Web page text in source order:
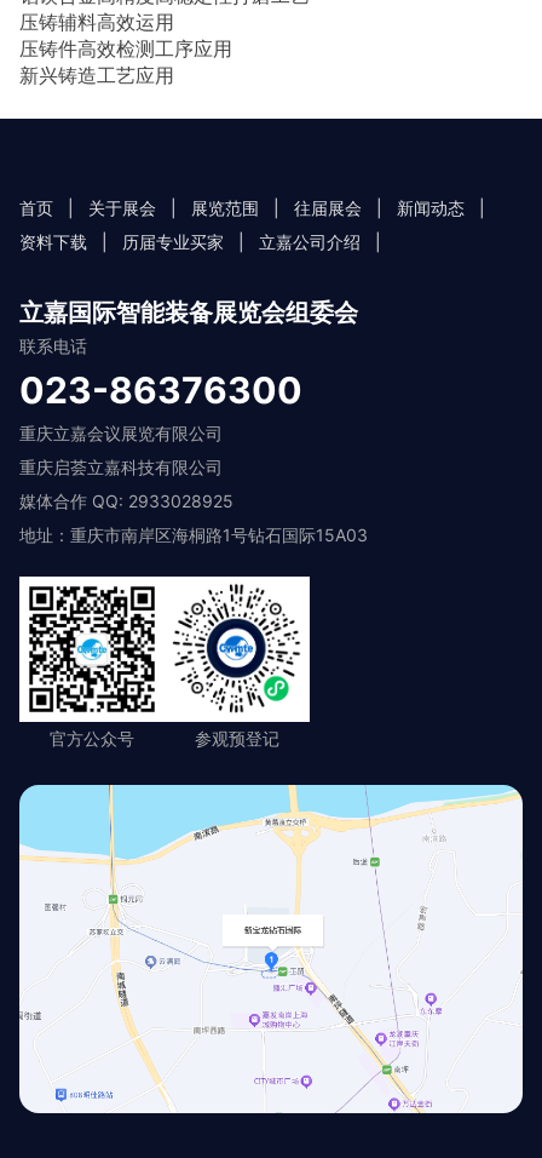
压铸辅料高效运用
压铸件高效检测工序应用
新兴铸造工艺应用
首页 关于展会 展览范围 往届展会 新闻动态
资料下载
历届专业买家 立嘉公司介绍
立嘉国际智能装备展览会组委会
联系电话
023-86376300
重庆立嘉会议展览有限公司
重庆启荟立嘉科技有限公司
媒体合作 QQ: 2933028925
地址：重庆市南岸区海桐路1号钻石国际15A03
官方公众号 参观预登记